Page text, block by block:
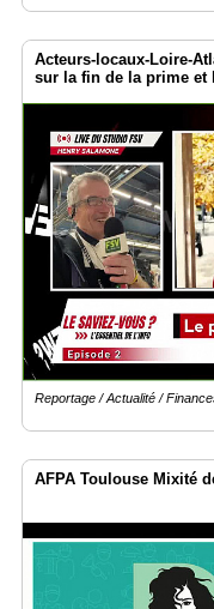
Acteurs-locaux-Loire-
sur la fin de la prime et
Reportage / Actualité /
AFPA Toulouse Mixité